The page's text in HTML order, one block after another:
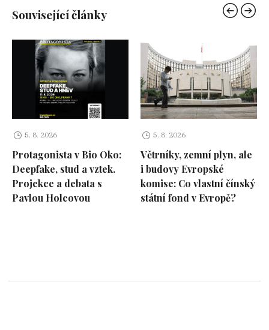
Související články
5. 8. 2026
Protagonista v Bio Oko:
Deepfake, stud a vztek.
Projekce a debata s
Pavlou Holcovou
5. 8. 2026
Větrníky, zemní plyn, ale
i budovy Evropské
komise: Co vlastní čínský
státní fond v Evropě?